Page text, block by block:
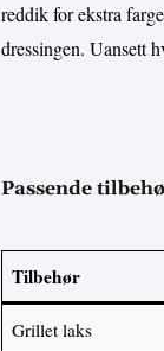
reddik for ekstra
dressingen. Uansett
Passende
Tilbehør
Grillet laks